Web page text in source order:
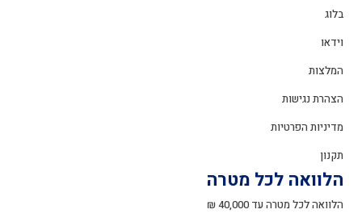
בלוג
וידאו
המלצות
הצהרת נגישות
מדיניות הפרטיות
תקנון
הלוואה לכל מטרה
הלוואה לכל מטרה עד 40,000 ₪